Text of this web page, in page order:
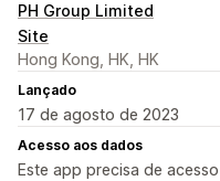
PH Group Limited
Site
Hong Kong, HK, HK
Lançado
17 de agosto de 2023
Acesso aos dados
Este app precisa de